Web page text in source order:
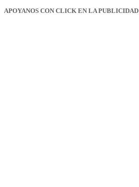
APOYANOS CON CLICK EN LA PUBLICIDAD